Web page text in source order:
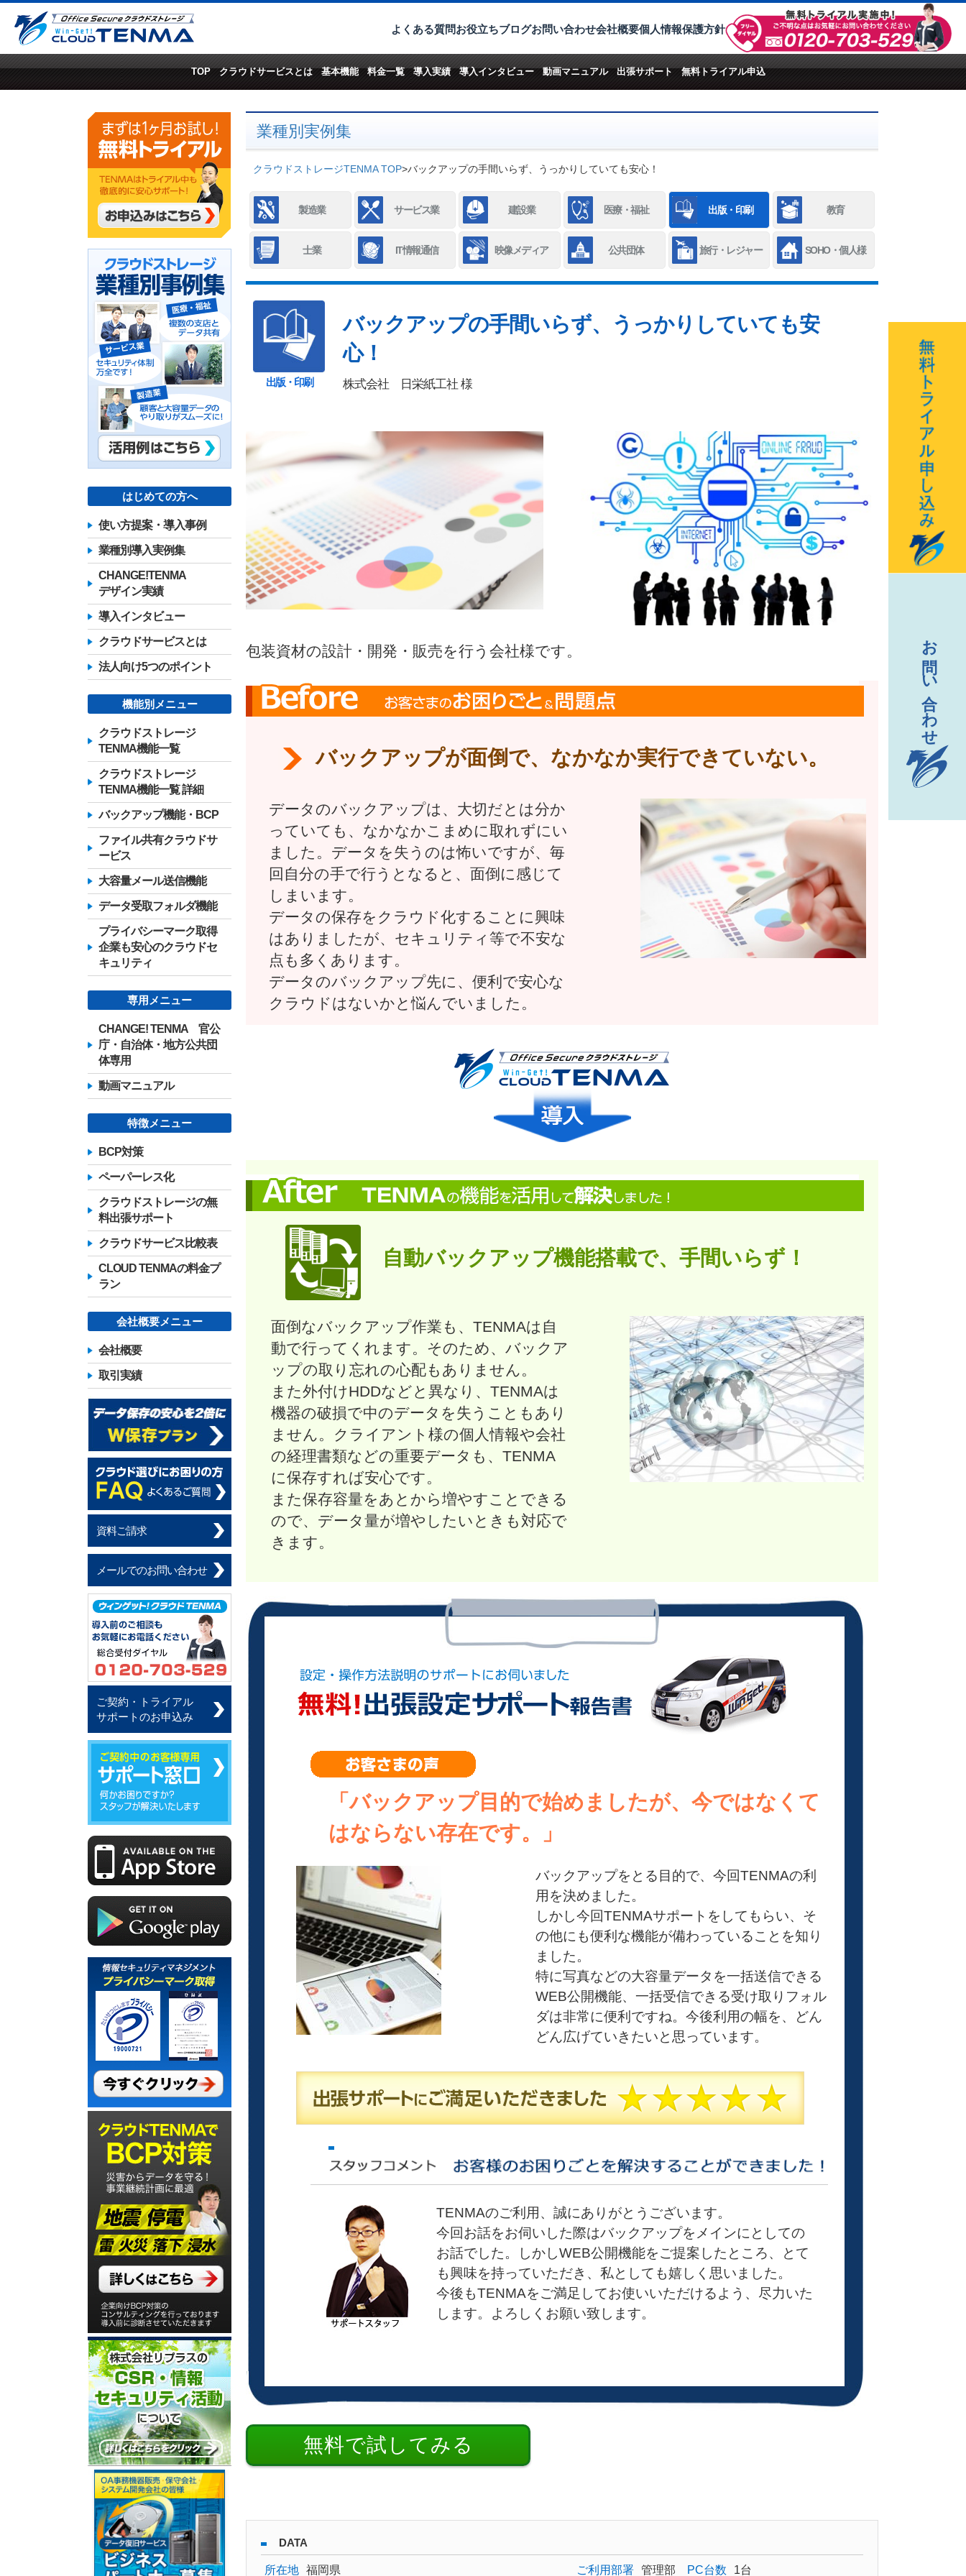
よくある質問お役立ちブログお問い合わせ会社概要個人情報保護方針
TOP クラウドサービスとは 基本機能 料金一覧 導入実績 導入インタビュー 動画マニュアル 出張サポート 無料トライアル申込
業種別実例集
クラウドストレージTENMA TOP>バックアップの手間いらず、うっかりしていても安心！
製造業 サービス業 建設業 医療・福祉 出版・印刷 教育
士業 IT情報通信 映像メディア 公共団体 旅行・レジャー SOHO・個人様
出版・印刷
バックアップの手間いらず、うっかりしていても安
心！
株式会社 日栄紙工社 様
包装資材の設計・開発・販売を行う会社様です。
バックアップが面倒で、なかなか実行できていない。
データのバックアップは、大切だとは分か
っていても、なかなかこまめに取れずにい
ました。データを失うのは怖いですが、毎
回自分の手で行うとなると、面倒に感じて
しまいます。
データの保存をクラウド化することに興味
はありましたが、セキュリティ等で不安な
点も多くあります。
データのバックアップ先に、便利で安心な
クラウドはないかと悩んでいました。
自動バックアップ機能搭載で、手間いらず！
面倒なバックアップ作業も、TENMAは自
動で行ってくれます。そのため、バックア
ップの取り忘れの心配もありません。
また外付けHDDなどと異なり、TENMAは
機器の破損で中のデータを失うこともあり
ません。クライアント様の個人情報や会社
の経理書類などの重要データも、TENMA
に保存すれば安心です。
また保存容量をあとから増やすことできる
ので、データ量が増やしたいときも対応で
きます。
「バックアップ目的で始めましたが、今ではなくて
はならない存在です。」
バックアップをとる目的で、今回TENMAの利
用を決めました。
しかし今回TENMAサポートをしてもらい、そ
の他にも便利な機能が備わっていることを知り
ました。
特に写真などの大容量データを一括送信できる
WEB公開機能、一括受信できる受け取りフォル
ダは非常に便利ですね。今後利用の幅を、どん
どん広げていきたいと思っています。
TENMAのご利用、誠にありがとうございます。
今回お話をお伺いした際はバックアップをメインにとしての
お話でした。しかしWEB公開機能をご提案したところ、とて
も興味を持っていただき、私としても嬉しく思いました。
今後もTENMAをご満足してお使いいただけるよう、尽力いた
します。よろしくお願い致します。
無料で試してみる
DATA
所在地 福岡県 ご利用部署 管理部 PC台数 1台
はじめての方へ
使い方提案・導入事例
業種別導入実例集
CHANGE!TENMA
デザイン実績
導入インタビュー
クラウドサービスとは
法人向け5つのポイント
機能別メニュー
クラウドストレージ
TENMA機能一覧
クラウドストレージ
TENMA機能一覧 詳細
バックアップ機能・BCP
ファイル共有クラウドサ
ービス
大容量メール送信機能
データ受取フォルダ機能
プライバシーマーク取得
企業も安心のクラウドセ
キュリティ
専用メニュー
CHANGE! TENMA 官公
庁・自治体・地方公共団
体専用
動画マニュアル
特徴メニュー
BCP対策
ペーパーレス化
クラウドストレージの無
料出張サポート
クラウドサービス比較表
CLOUD TENMAの料金プ
ラン
会社概要メニュー
会社概要
取引実績
資料ご請求
メールでのお問い合わせ
ご契約・トライアル
サポートのお申込み